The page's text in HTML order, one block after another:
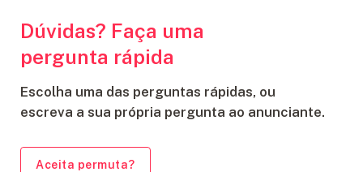
Browvibe
Dúvidas? Faça uma
pergunta rápida
Escolha uma das perguntas rápidas, ou
escreva a sua própria pergunta ao anunciante.
Aceita permuta?